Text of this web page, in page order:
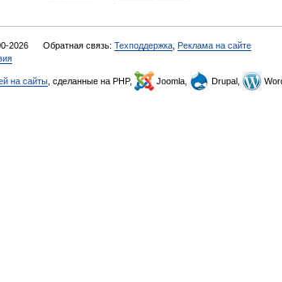
2026 Обратная связь: Техподдержка
Реклама на сайте
на сайты , сделанные на PHP, Joomla, Drupal,